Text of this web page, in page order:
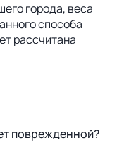
города, веса
способа
рассчитана
поврежденной?